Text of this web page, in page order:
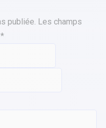
publiée. Les champs
*